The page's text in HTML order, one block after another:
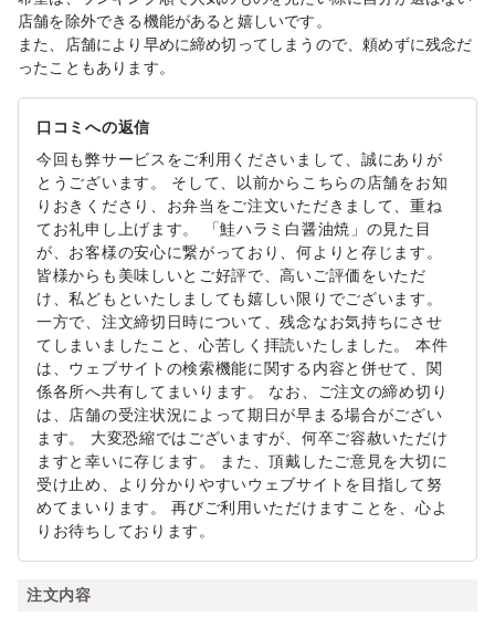
店舗を除外できる機能があると嬉しいです。
また、店舗により早めに締め切ってしまうので、頼めずに残念だ
ったこともあります。
口コミへの返信
今回も弊サービスをご利用くださいまして、誠にありが
とうございます。 そして、以前からこちらの店舗をお知
りおきくださり、お弁当をご注文いただきまして、重ね
てお礼申し上げます。 「鮭ハラミ白醤油焼」の見た目
が、お客様の安心に繋がっており、何よりと存じます。
皆様からも美味しいとご好評で、高いご評価をいただ
け、私どもといたしましても嬉しい限りでございます。
一方で、注文締切日時について、残念なお気持ちにさせ
てしまいましたこと、心苦しく拝読いたしました。 本件
は、ウェブサイトの検索機能に関する内容と併せて、関
係各所へ共有してまいります。 なお、ご注文の締め切り
は、店舗の受注状況によって期日が早まる場合がござい
ます。 大変恐縮ではございますが、何卒ご容赦いただけ
ますと幸いに存じます。 また、頂戴したご意見を大切に
受け止め、より分かりやすいウェブサイトを目指して努
めてまいります。 再びご利用いただけますことを、心よ
りお待ちしております。
注文内容